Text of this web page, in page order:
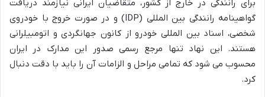
برای رانندگی در خارج از کشور، متقاضیان ایرانی نیازمند دریافت
گواهینامه رانندگی بین المللی (IDP) و در صورت خروج با خودروی
شخصی، اسناد بین المللی خودرو از کانون جهانگردی و اتومبیلرانی
هستند. این نهاد تنها مرجع رسمی صدور این مدارک در ایران
محسوب می شود که تمامی مراحل و الزامات آن را باید با دقت دنبال
کرد.